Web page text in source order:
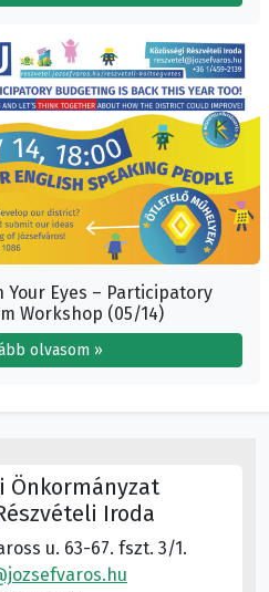
Your Eyes – Participatory
Workshop (05/14)
olvasom »
Önkormányzat
Iroda
u. 63-67. fszt. 3/1.